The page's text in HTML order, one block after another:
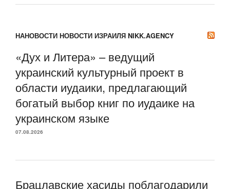
НАНОВОСТИ НОВОСТИ ИЗРАИЛЯ NIKK.AGENCY
«Дух и Литера» – ведущий
украинский культурный проект в
области иудаики, предлагающий
богатый выбор книг по иудаике на
украинском языке
07.08.2026
Брацлавские хасиды поблагодарили